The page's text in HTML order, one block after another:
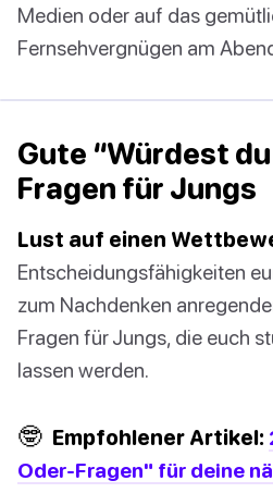
Medien oder auf das
Fernsehvergnügen am
Gute “Würdest
Fragen für Jungs
Lust auf einen
Entscheidungsfähigkeiten
zum Nachdenken
Fragen für Jungs, die euch
lassen werden.
🤓 Empfohlener Artikel:
Oder-Fragen" für deine